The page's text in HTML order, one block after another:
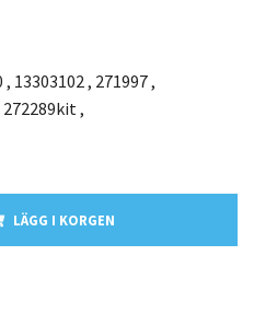
13303102 , 271997 ,
272289kit ,
LÄGG I KORGEN